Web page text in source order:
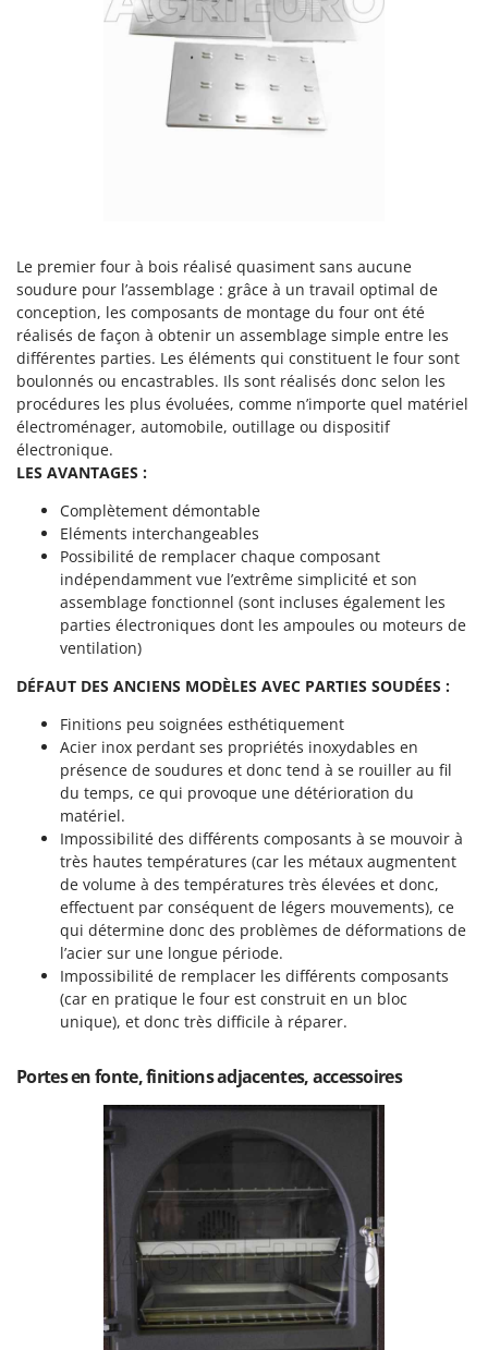
Y Yard Force
Z
Zanon
Zephir
ZGrills
Zodiac
Le premier four à bois réalisé quasiment sans aucune
soudure pour l’assemblage : grâce à un travail optimal de
conception, les composants de montage du four ont été
réalisés de façon à obtenir un assemblage simple entre les
différentes parties. Les éléments qui constituent le four sont
boulonnés ou encastrables. Ils sont réalisés donc selon les
procédures les plus évoluées, comme n’importe quel matériel
électroménager, automobile, outillage ou dispositif
électronique.
LES AVANTAGES :
Complètement démontable
Eléments interchangeables
Possibilité de remplacer chaque composant
indépendamment vue l’extrême simplicité et son
assemblage fonctionnel (sont incluses également les
parties électroniques dont les ampoules ou moteurs de
ventilation)
DÉFAUT DES ANCIENS MODÈLES AVEC PARTIES SOUDÉES :
Finitions peu soignées esthétiquement
Acier inox perdant ses propriétés inoxydables en
présence de soudures et donc tend à se rouiller au fil
du temps, ce qui provoque une détérioration du
matériel.
Impossibilité des différents composants à se mouvoir à
très hautes températures (car les métaux augmentent
de volume à des températures très élevées et donc,
effectuent par conséquent de légers mouvements), ce
qui détermine donc des problèmes de déformations de
l’acier sur une longue période.
Impossibilité de remplacer les différents composants
(car en pratique le four est construit en un bloc
unique), et donc très difficile à réparer.
Portes en fonte, finitions adjacentes, accessoires